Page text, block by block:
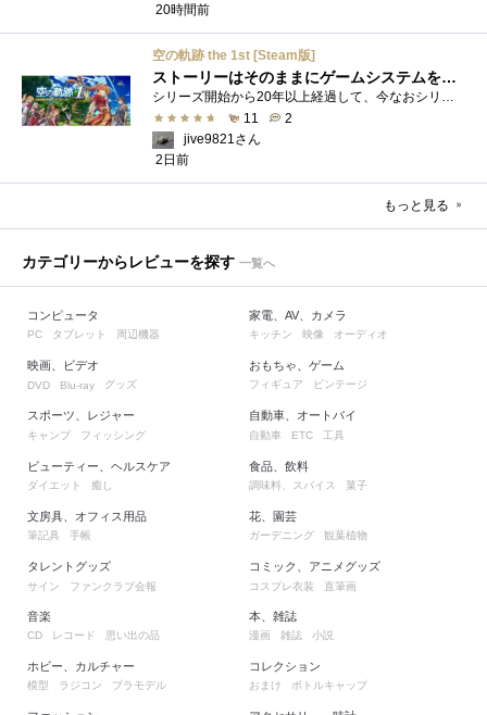
20時間前
空の軌跡 the 1st [Steam版]
ストーリーはそのままにゲームシステムを現代化
11
2
jive9821さん
2日前
もっと見る
カテゴリーからレビューを探す 一覧へ
コンピュータ
PC タブレット 周辺機器
映画、ビデオ
DVD Blu-ray グッズ
スポーツ、レジャー
キャンプ フィッシング
ビューティー、ヘルスケア
ダイエット 癒し
文房具、オフィス用品
筆記具 手帳
タレントグッズ
サイン ファンクラブ会報
家電、AV、カメラ
キッチン 映像 オーディオ
おもちゃ、ゲーム
フィギュア ビンテージ
自動車、オートバイ
自動車 ETC 工具
食品、飲料
調味料、スパイス 菓子
花、園芸
ガーデニング 観葉植物
コミック、アニメグッズ
コスプレ衣装 直筆画
音楽
CD レコード 思い出の品
ホビー、カルチャー
模型 ラジコン プラモデル
本、雑誌
漫画 雑誌 小説
コレクション
おまけ ボトルキャップ